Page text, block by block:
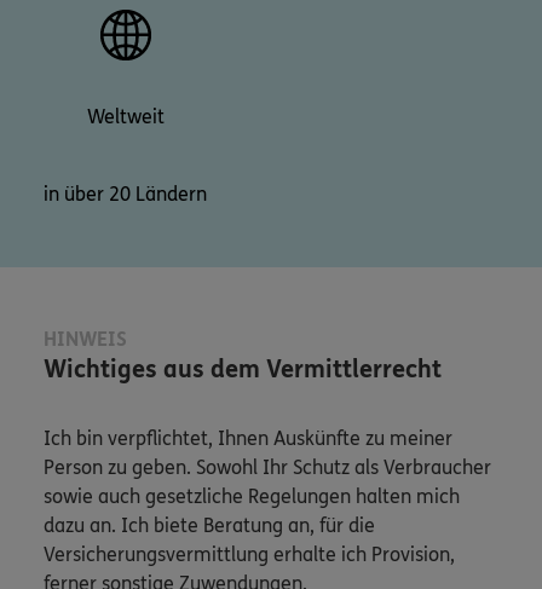
Weltweit
in über 20 Ländern
HINWEIS
Wichtiges aus dem Vermittlerrecht
Ich bin verpflichtet, Ihnen Auskünfte zu meiner
Person zu geben. Sowohl Ihr Schutz als Verbraucher
sowie auch gesetzliche Regelungen halten mich
dazu an. Ich biete Beratung an, für die
Versicherungsvermittlung erhalte ich Provision,
ferner sonstige Zuwendungen.